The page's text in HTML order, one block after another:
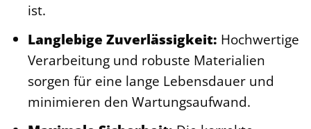
ist.
Langlebige Zuverlässigkeit: Hochwertige
Verarbeitung und robuste Materialien
sorgen für eine lange Lebensdauer und
minimieren den Wartungsaufwand.